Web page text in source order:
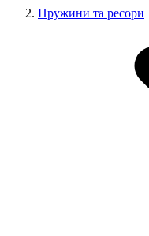
Пружини та ресори